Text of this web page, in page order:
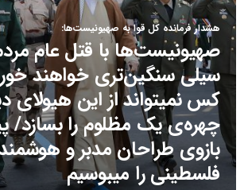
هشدار فرمانده کل قوا به صهیونیست‌ها:
صهیونیست‌ها با قتل عام
سیلی سنگین‌تری خواهند
کس نمیتواند از این هیولای
چهره‌ی یک مظلوم را بسازد/
بازوی طراحان مدبر و
فلسطینی را می‎بوسیم